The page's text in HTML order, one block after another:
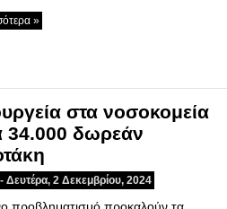
»
στα νοσοκομεία
34.000 δωρεάν
Δευτέρα, 2 Δεκεμβρίου, 2024